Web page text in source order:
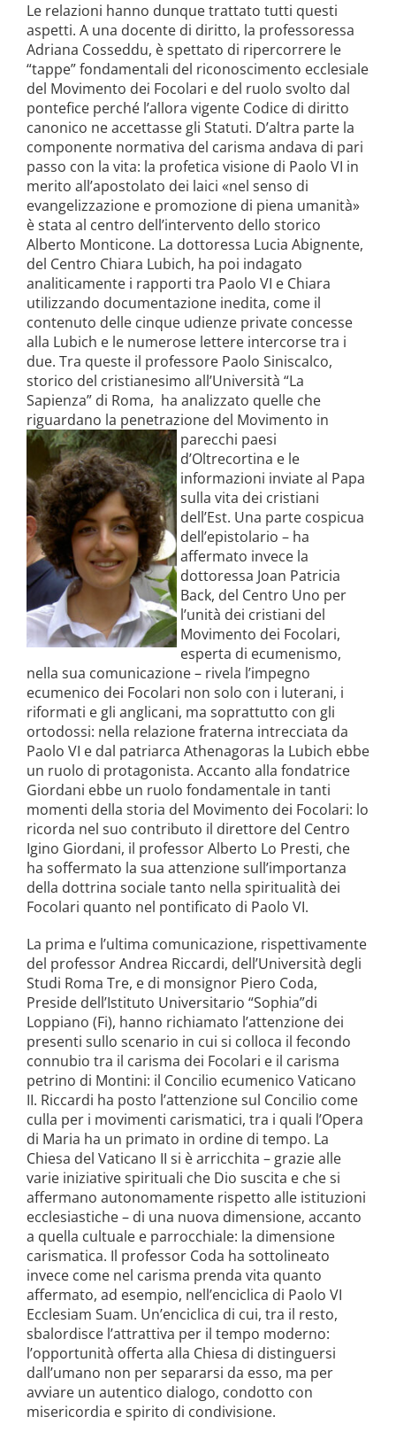
Le relazioni hanno dunque trattato tutti questi
aspetti. A una docente di diritto, la professoressa
Adriana Cosseddu, è spettato di ripercorrere le
“tappe” fondamentali del riconoscimento ecclesiale
del Movimento dei Focolari e del ruolo svolto dal
pontefice perché l’allora vigente Codice di diritto
canonico ne accettasse gli Statuti. D’altra parte la
componente normativa del carisma andava di pari
passo con la vita: la profetica visione di Paolo VI in
merito all’apostolato dei laici «nel senso di
evangelizzazione e promozione di piena umanità»
è stata al centro dell’intervento dello storico
Alberto Monticone. La dottoressa Lucia Abignente,
del Centro Chiara Lubich, ha poi indagato
analiticamente i rapporti tra Paolo VI e Chiara
utilizzando documentazione inedita, come il
contenuto delle cinque udienze private concesse
alla Lubich e le numerose lettere intercorse tra i
due. Tra queste il professore Paolo Siniscalco,
storico del cristianesimo all’Università “La
Sapienza” di Roma, ha analizzato quelle che
riguardano la penetrazione del Movimento in
parecchi paesi
d’Oltrecortina e le
informazioni inviate al Papa
sulla vita dei cristiani
dell’Est. Una parte cospicua
dell’epistolario – ha
affermato invece la
dottoressa Joan Patricia
Back, del Centro Uno per
l’unità dei cristiani del
Movimento dei Focolari,
esperta di ecumenismo,
nella sua comunicazione – rivela l’impegno
ecumenico dei Focolari non solo con i luterani, i
riformati e gli anglicani, ma soprattutto con gli
ortodossi: nella relazione fraterna intrecciata da
Paolo VI e dal patriarca Athenagoras la Lubich ebbe
un ruolo di protagonista. Accanto alla fondatrice
Giordani ebbe un ruolo fondamentale in tanti
momenti della storia del Movimento dei Focolari: lo
ricorda nel suo contributo il direttore del Centro
Igino Giordani, il professor Alberto Lo Presti, che
ha soffermato la sua attenzione sull’importanza
della dottrina sociale tanto nella spiritualità dei
Focolari quanto nel pontificato di Paolo VI.
La prima e l’ultima comunicazione, rispettivamente
del professor Andrea Riccardi, dell’Università degli
Studi Roma Tre, e di monsignor Piero Coda,
Preside dell’Istituto Universitario “Sophia”di
Loppiano (Fi), hanno richiamato l’attenzione dei
presenti sullo scenario in cui si colloca il fecondo
connubio tra il carisma dei Focolari e il carisma
petrino di Montini: il Concilio ecumenico Vaticano
II. Riccardi ha posto l’attenzione sul Concilio come
culla per i movimenti carismatici, tra i quali l’Opera
di Maria ha un primato in ordine di tempo. La
Chiesa del Vaticano II si è arricchita – grazie alle
varie iniziative spirituali che Dio suscita e che si
affermano autonomamente rispetto alle istituzioni
ecclesiastiche – di una nuova dimensione, accanto
a quella cultuale e parrocchiale: la dimensione
carismatica. Il professor Coda ha sottolineato
invece come nel carisma prenda vita quanto
affermato, ad esempio, nell’enciclica di Paolo VI
Ecclesiam Suam. Un’enciclica di cui, tra il resto,
sbalordisce l’attrattiva per il tempo moderno:
l’opportunità offerta alla Chiesa di distinguersi
dall’umano non per separarsi da esso, ma per
avviare un autentico dialogo, condotto con
misericordia e spirito di condivisione.